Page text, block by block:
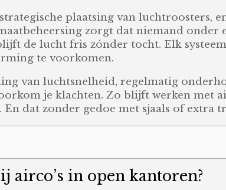
plaatsing van luchtroosters,
zorgt dat niemand onder
de lucht fris zónder tocht. Elk
te voorkomen.
van luchtsnelheid, regelmatig
je klachten. Zo blijft werken met
dat zonder gedoe met sjaals of extra
airco’s in open kantoren?